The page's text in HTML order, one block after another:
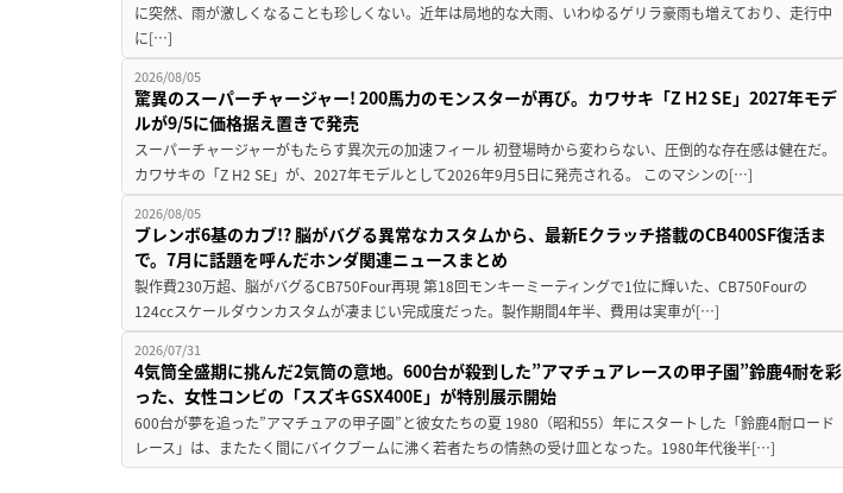
に突然、雨が激しくなることも珍しくない。近年は局地的な大雨、いわゆるゲリラ豪雨も増えており、走行中
に[…]
2026/08/05
驚異のスーパーチャージャー! 200馬力のモンスターが再び。カワサキ「Z H2 SE」2027年モデ
ルが9/5に価格据え置きで発売
スーパーチャージャーがもたらす異次元の加速フィール 初登場時から変わらない、圧倒的な存在感は健在だ。
カワサキの「Z H2 SE」が、2027年モデルとして2026年9月5日に発売される。 このマシンの[…]
2026/08/05
ブレンボ6基のカブ!? 脳がバグる異常なカスタムから、最新Eクラッチ搭載のCB400SF復活ま
で。7月に話題を呼んだホンダ関連ニュースまとめ
製作費230万超、脳がバグるCB750Four再現 第18回モンキーミーティングで1位に輝いた、CB750Fourの
124ccスケールダウンカスタムが凄まじい完成度だった。製作期間4年半、費用は実車が[…]
2026/07/31
4気筒全盛期に挑んだ2気筒の意地。600台が殺到した”アマチュアレースの甲子園”鈴鹿4耐を彩
った、女性コンビの「スズキGSX400E」が特別展示開始
600台が夢を追った”アマチュアの甲子園”と彼女たちの夏 1980（昭和55）年にスタートした「鈴鹿4耐ロード
レース」は、またたく間にバイクブームに沸く若者たちの情熱の受け皿となった。1980年代後半[…]